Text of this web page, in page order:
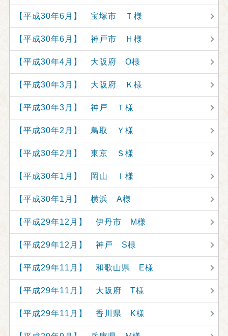
【平成30年6月】 宝塚市 Ｔ様
【平成30年6月】 神戸市 Ｈ様
【平成30年4月】 大阪府 O様
【平成30年3月】 大阪府 Ｋ様
【平成30年3月】 神戸 Ｔ様
【平成30年2月】 鳥取 Ｙ様
【平成30年2月】 東京 Ｓ様
【平成30年1月】 岡山 Ｉ様
【平成30年1月】 横浜 A様
【平成29年12月】 伊丹市 M様
【平成29年12月】 神戸 S様
【平成29年11月】 和歌山県 E様
【平成29年11月】 大阪府 T様
【平成29年11月】 香川県 K様